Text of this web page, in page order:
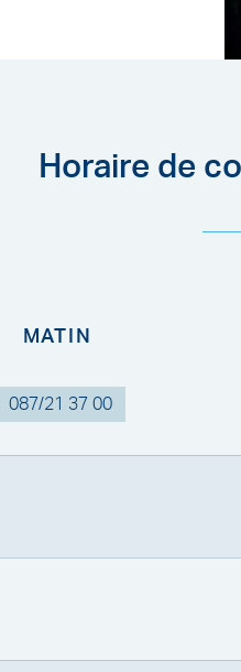
Horaire de
MATIN
087/21 37 00